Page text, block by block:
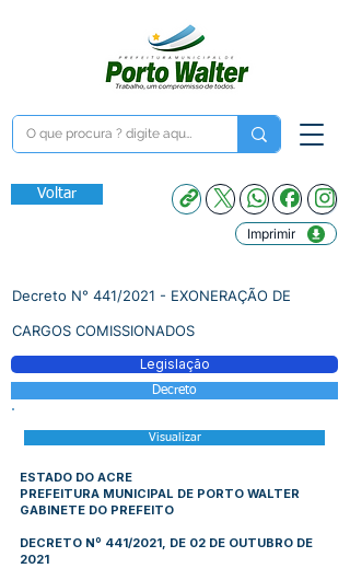
Voltar
Imprimir
Decreto N° 441/2021 - EXONERAÇÃO DE
CARGOS COMISSIONADOS
Legislação
Decreto
Visualizar
ESTADO DO ACRE
PREFEITURA MUNICIPAL DE PORTO WALTER
GABINETE DO PREFEITO
DECRETO Nº 441/2021, DE 02 DE OUTUBRO DE
2021